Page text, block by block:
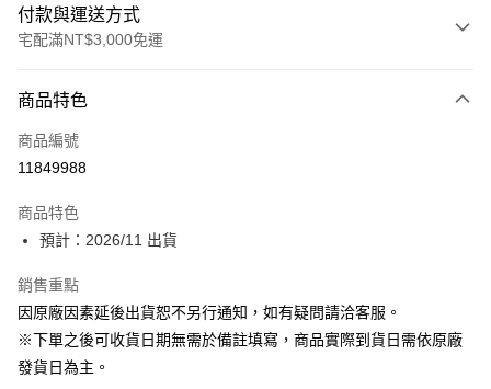
付款與運送方式
宅配滿NT$3,000免運
信用卡一次付款
Apple Pay
運送方式
預購-宅配(舊)
每筆NT$120，滿NT$3,000(含以上)免運費
商品特色
商品編號
11849988
商品特色
預計：2026/11 出貨
銷售重點
因原廠因素延後出貨恕不另行通知，如有疑問請洽客服。
※下單之後可收貨日期無需於備註填寫，商品實際到貨日需依原廠
發貨日為主。